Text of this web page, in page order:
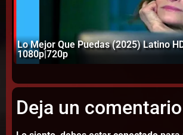
Lo Mejor Que Puedas (2025) Latino
1080p|720p
Deja un comentario